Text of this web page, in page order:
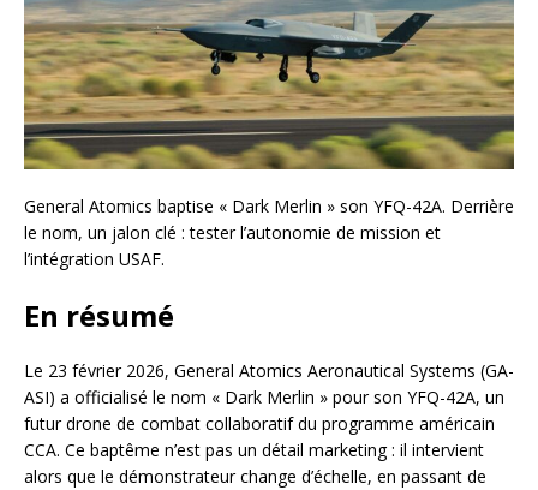
General Atomics baptise « Dark Merlin » son YFQ-42A. Derrière
le nom, un jalon clé : tester l’autonomie de mission et
l’intégration USAF.
En résumé
Le 23 février 2026, General Atomics Aeronautical Systems (GA-
ASI) a officialisé le nom « Dark Merlin » pour son YFQ-42A, un
futur drone de combat collaboratif du programme américain
CCA. Ce baptême n’est pas un détail marketing : il intervient
alors que le démonstrateur change d’échelle, en passant de